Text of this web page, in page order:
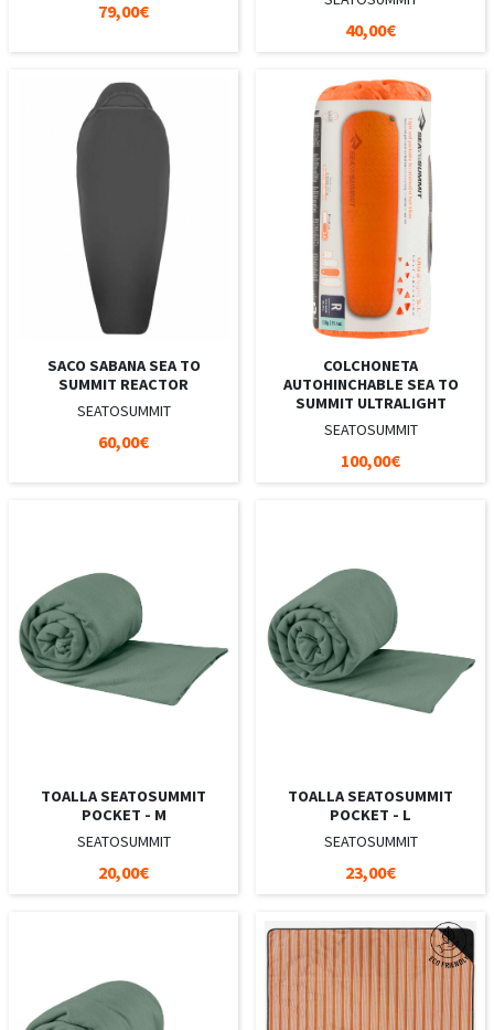
79,00€
40,00€
SACO SABANA SEA TO
SUMMIT REACTOR
SEATOSUMMIT
60,00€
COLCHONETA
AUTOHINCHABLE SEA TO
SUMMIT ULTRALIGHT
SEATOSUMMIT
100,00€
TOALLA SEATOSUMMIT
POCKET - M
SEATOSUMMIT
20,00€
TOALLA SEATOSUMMIT
POCKET - L
SEATOSUMMIT
23,00€